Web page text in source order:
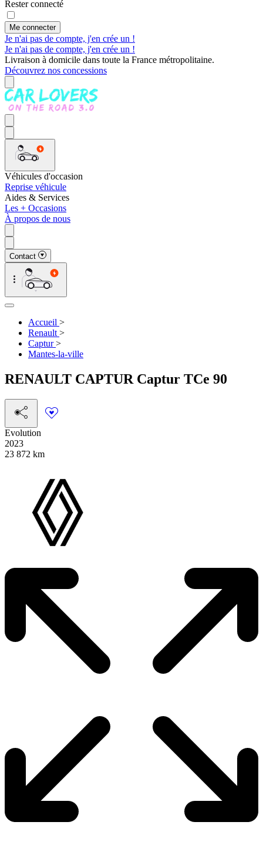
Rester connecté
Me connecter
Je n'ai pas de compte, j'en crée un !
Je n'ai pas de compte, j'en crée un !
Livraison à domicile dans toute la France métropolitaine.
Découvrez nos concessions
Véhicules d'occasion
Reprise véhicule
Aides & Services
Les + Occasions
À propos de nous
Contact
Accueil >
Renault >
Captur>
Mantes-la-ville
RENAULT CAPTUR Captur TCe 90
Evolution
2023
23 872 km